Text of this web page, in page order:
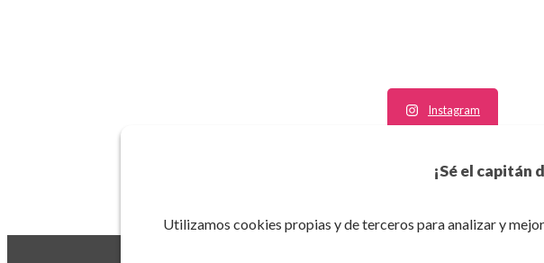
¡Sé el capitán
Utilizamos cookies propias y de terceros para analizar y
Instagram